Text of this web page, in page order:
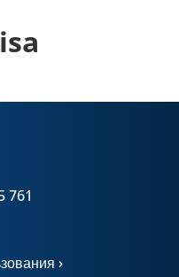
761
›